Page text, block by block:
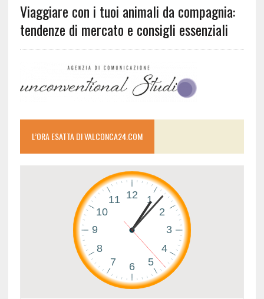
Viaggiare con i tuoi animali da compagnia:
tendenze di mercato e consigli essenziali
L’ORA ESATTA DI VALCONCA24.COM